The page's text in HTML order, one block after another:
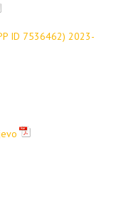
ID 7536462) 2023-